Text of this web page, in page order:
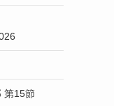
第15節